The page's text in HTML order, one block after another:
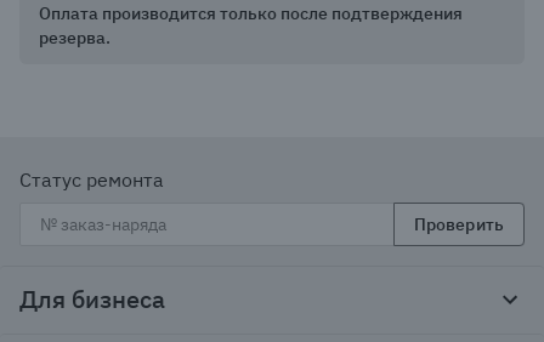
Оплата производится только после подтверждения
резерва.
Статус ремонта
Проверить
Для бизнеса